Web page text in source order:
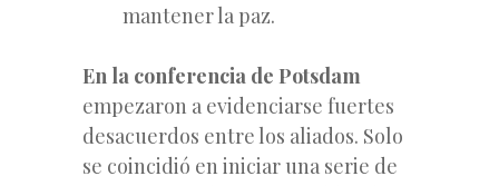
mantener la paz.
En la conferencia de Potsdam
empezaron a evidenciarse fuertes
desacuerdos entre los aliados. Solo
se coincidió en iniciar una serie de